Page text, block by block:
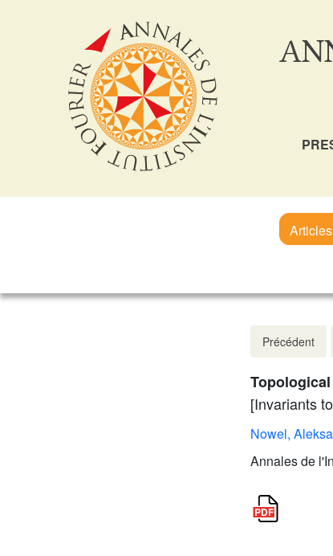
Précédent
[Invariants
Nowel,
Annales de